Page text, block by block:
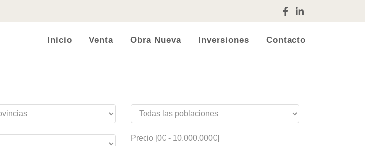
Inicio Venta Obra Nueva Inversiones Contacto
Precio [0€ - 10.000.000€]